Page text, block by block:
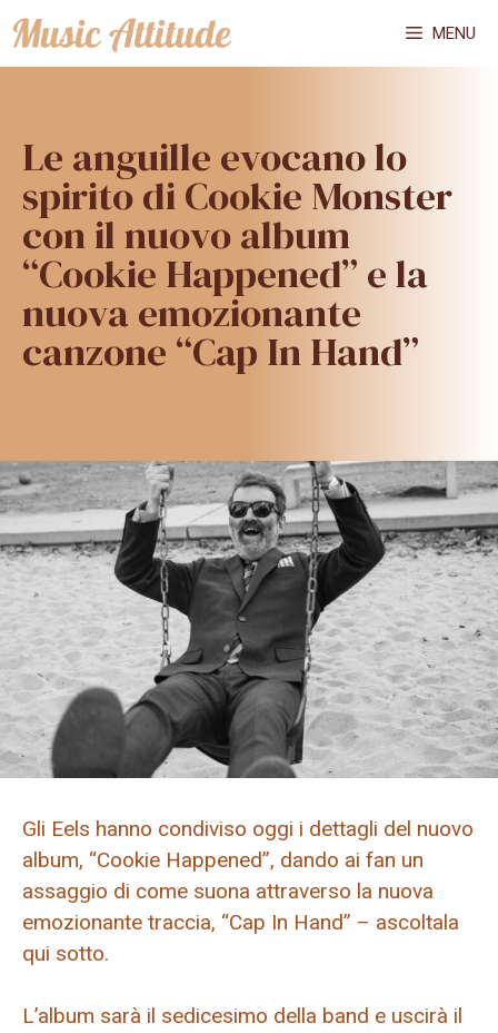
Vai
al
MENU
Le anguille evocano lo
spirito di Cookie Monster
con il nuovo album
“Cookie Happened” e la
nuova emozionante
canzone “Cap In Hand”
Gli Eels hanno condiviso oggi i dettagli del nuovo
album, “Cookie Happened”, dando ai fan un
assaggio di come suona attraverso la nuova
emozionante traccia, “Cap In Hand” – ascoltala
qui sotto.
L’album sarà il sedicesimo della band e uscirà il